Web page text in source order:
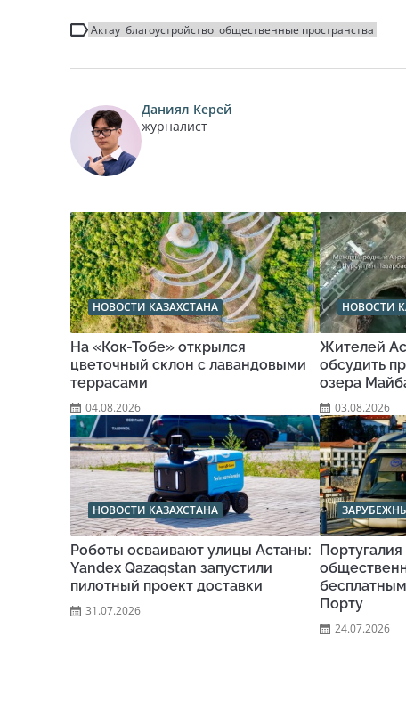
Актау благоустройство общественные пространства
Даниял Керей
журналист
НОВОСТИ КАЗАХСТАНА
На «Кок-Тобе» открылся
цветочный склон с лавандовыми
террасами
04.08.2026
НОВОСТИ
Жителей
обсудить
озера
03.08.2026
НОВОСТИ КАЗАХСТАНА
Роботы осваивают улицы Астаны:
Yandex Qazaqstan запустили
пилотный проект доставки
31.07.2026
Порту
24.07.2026